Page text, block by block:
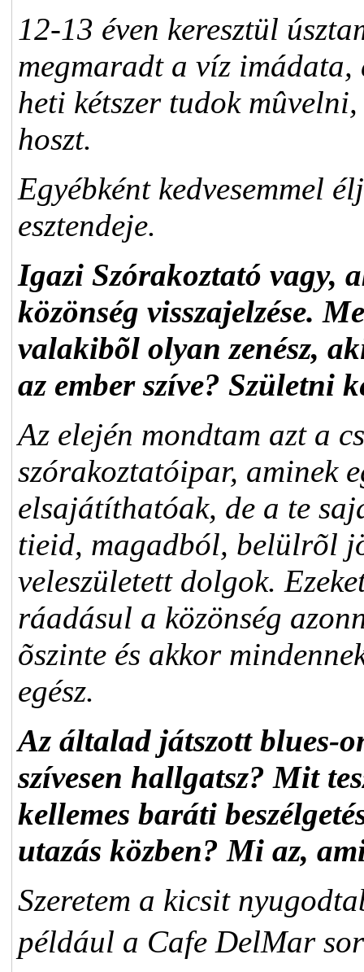
12-13 éven keresztül
megmaradt a víz imádata,
heti kétszer tudok
hoszt.
Egyébként kedvesemmel
esztendeje.
Igazi Szórakoztató vagy,
közönség visszajelzése.
valakibõl olyan zenész,
az ember szíve? Születni
Az elején mondtam azt a
szórakoztatóipar, aminek
elsajátíthatóak, de a te
tieid, magadból, belülrõl
veleszületett dolgok.
ráadásul a közönség
õszinte és akkor
egész.
Az általad játszott blues-
szívesen hallgatsz? Mit
kellemes baráti
utazás közben? Mi az,
Szeretem a kicsit
például a Cafe DelMar